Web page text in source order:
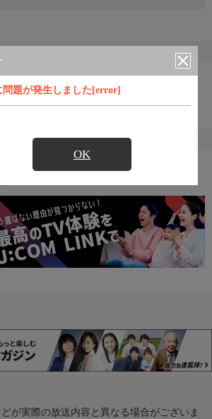
問題が発生しました[error]
OK
すめ番組
情報
が実際の放送内容と異なる場合がございま